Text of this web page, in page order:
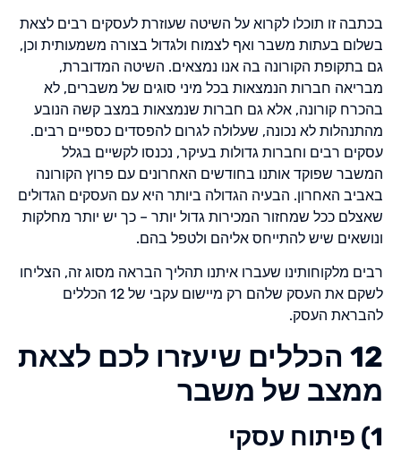
בכתבה זו תוכלו לקרוא על השיטה שעוזרת לעסקים רבים לצאת
בשלום בעתות משבר ואף לצמוח ולגדול בצורה משמעותית וכן,
גם בתקופת הקורונה בה אנו נמצאים. השיטה המדוברת,
מבריאה חברות הנמצאות בכל מיני סוגים של משברים, לא
בהכרח קורונה, אלא גם חברות שנמצאות במצב קשה הנובע
מהתנהלות לא נכונה, שעלולה לגרום להפסדים כספיים רבים.
עסקים רבים וחברות גדולות בעיקר, נכנסו לקשיים בגלל
המשבר שפוקד אותנו בחודשים האחרונים עם פרוץ הקורונה
באביב האחרון. הבעיה הגדולה ביותר היא עם העסקים הגדולים
שאצלם ככל שמחזור המכירות גדול יותר – כך יש יותר מחלקות
ונושאים שיש להתייחס אליהם ולטפל בהם.
רבים מלקוחותינו שעברו איתנו תהליך הבראה מסוג זה, הצליחו
לשקם את העסק שלהם רק מיישום עקבי של 12 הכללים
להבראת העסק.
12 הכללים שיעזרו לכם לצאת
ממצב של משבר
1) פיתוח עסקי